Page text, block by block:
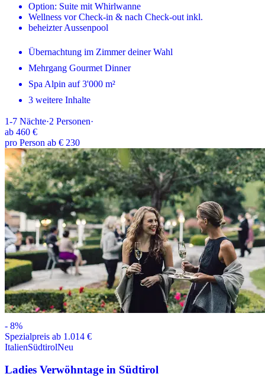
Option: Suite mit Whirlwanne
Wellness vor Check-in & nach Check-out inkl.
beheizter Aussenpool
Übernachtung im Zimmer deiner Wahl
Mehrgang Gourmet Dinner
Spa Alpin auf 3'000 m²
3 weitere Inhalte
1-7 Nächte·2 Personen·
ab 460 €
pro Person ab € 230
- 8%
Spezialpreis ab 1.014 €
ItalienSüdtirolNeu
Ladies Verwöhntage in Südtirol